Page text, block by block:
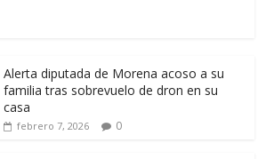
Alerta diputada de Morena acoso a su
familia tras sobrevuelo de dron en su
casa
febrero 7, 2026 0